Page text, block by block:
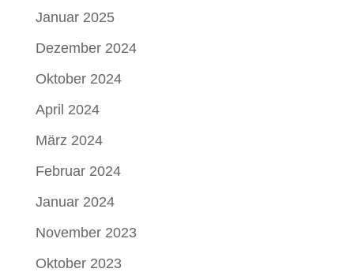
Januar 2025
Dezember 2024
Oktober 2024
April 2024
März 2024
Februar 2024
Januar 2024
November 2023
Oktober 2023